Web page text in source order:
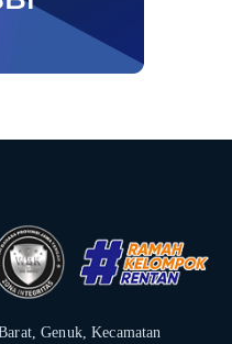
Genuk, Kecamatan